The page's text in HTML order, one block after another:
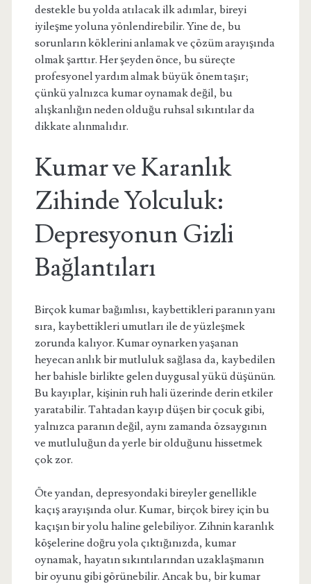
destekle bu yolda atılacak ilk adımlar, bireyi
iyileşme yoluna yönlendirebilir. Yine de, bu
sorunların köklerini anlamak ve çözüm arayışında
olmak şarttır. Her şeyden önce, bu süreçte
profesyonel yardım almak büyük önem taşır;
çünkü yalnızca kumar oynamak değil, bu
alışkanlığın neden olduğu ruhsal sıkıntılar da
dikkate alınmalıdır.
Kumar ve Karanlık
Zihinde Yolculuk:
Depresyonun Gizli
Bağlantıları
Birçok kumar bağımlısı, kaybettikleri paranın yanı
sıra, kaybettikleri umutları ile de yüzleşmek
zorunda kalıyor. Kumar oynarken yaşanan
heyecan anlık bir mutluluk sağlasa da, kaybedilen
her bahisle birlikte gelen duygusal yükü düşünün.
Bu kayıplar, kişinin ruh hali üzerinde derin etkiler
yaratabilir. Tahtadan kayıp düşen bir çocuk gibi,
yalnızca paranın değil, aynı zamanda özsaygının
ve mutluluğun da yerle bir olduğunu hissetmek
çok zor.
Öte yandan, depresyondaki bireyler genellikle
kaçış arayışında olur. Kumar, birçok birey için bu
kaçışın bir yolu haline gelebiliyor. Zihnin karanlık
köşelerine doğru yola çıktığınızda, kumar
oynamak, hayatın sıkıntılarından uzaklaşmanın
bir oyunu gibi görünebilir. Ancak bu, bir kumar